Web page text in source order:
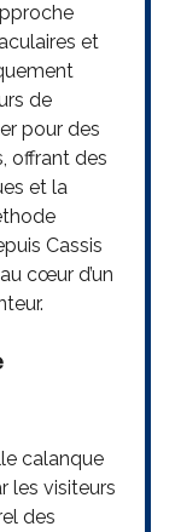
et
de
pour des
offrant des
et la
Cassis
cœur d’un
calanque
les visiteurs
des